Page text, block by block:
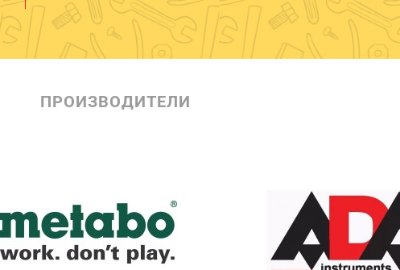
ПРОИЗВОДИТЕЛИ